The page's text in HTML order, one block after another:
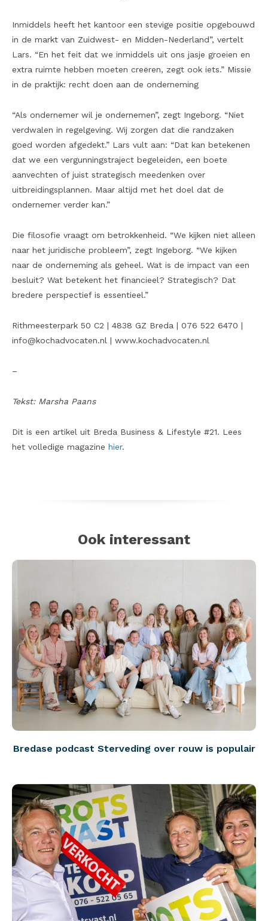
Inmiddels heeft het kantoor een stevige positie opgebouwd
in de markt van Zuidwest- en Midden-Nederland”, vertelt
Lars. “En het feit dat we inmiddels uit ons jasje groeien en
extra ruimte hebben moeten creëren, zegt ook iets.” Missie
in de praktijk: recht doen aan de onderneming
“Als ondernemer wil je ondernemen”, zegt Ingeborg. “Niet
verdwalen in regelgeving. Wij zorgen dat die randzaken
goed worden afgedekt.” Lars vult aan: “Dat kan betekenen
dat we een vergunningstraject begeleiden, een boete
aanvechten of juist strategisch meedenken over
uitbreidingsplannen. Maar altijd met het doel dat de
ondernemer verder kan.”
Die filosofie vraagt om betrokkenheid. “We kijken niet alleen
naar het juridische probleem”, zegt Ingeborg. “We kijken
naar de onderneming als geheel. Wat is de impact van een
besluit? Wat betekent het financieel? Strategisch? Dat
bredere perspectief is essentieel.”
Rithmeesterpark 50 C2 | 4838 GZ Breda | 076 522 6470 |
info@kochadvocaten.nl | www.kochadvocaten.nl
–
Tekst: Marsha Paans
Dit is een artikel uit Breda Business & Lifestyle #21. Lees
het volledige magazine hier.
Ook interessant
Bredase podcast Sterveding over rouw is populair